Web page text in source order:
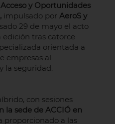
y Oportunidades
impulsado porAeroS y
29 de mayo el acto
tras catorce
orientada a
empresas al
la seguridad.
con sesiones
la sede de ACCIÓ en
proporcionado a las